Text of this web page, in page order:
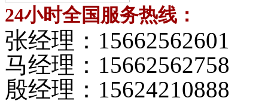
24小时全国服务热线：
张经理： 15662562601
马经理： 15662562758
殷经理： 15624210888